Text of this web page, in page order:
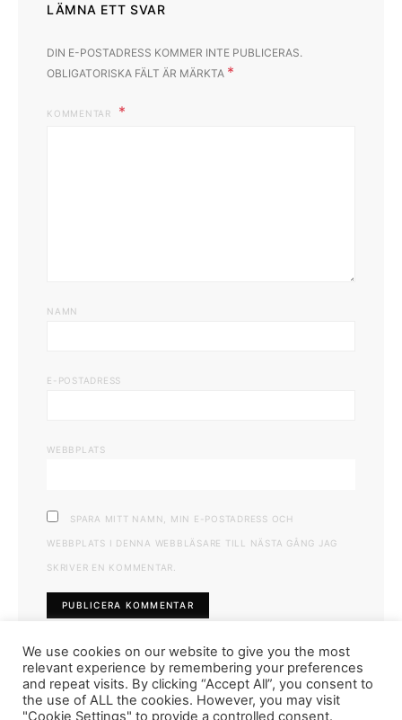
LÄMNA ETT SVAR
DIN E-POSTADRESS KOMMER INTE PUBLICERAS.
OBLIGATORISKA FÄLT ÄR MÄRKTA *
KOMMENTAR
NAMN
E-POSTADRESS
WEBBPLATS
SPARA MITT NAMN, MIN E-POSTADRESS OCH
WEBBPLATS I DENNA WEBBLÄSARE TILL NÄSTA GÅNG JAG
SKRIVER EN KOMMENTAR.
We use cookies on our website to give you the most
relevant experience by remembering your preferences
and repeat visits. By clicking “Accept All”, you consent to
the use of ALL the cookies. However, you may visit
"Cookie Settings" to provide a controlled consent.